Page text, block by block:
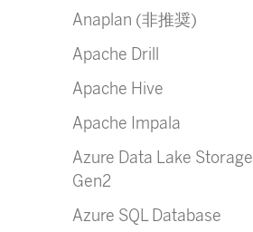
Anaplan (非推奨)
Apache Drill
Apache Hive
Apache Impala
Azure Data Lake Storage
Gen2
Azure SQL Database